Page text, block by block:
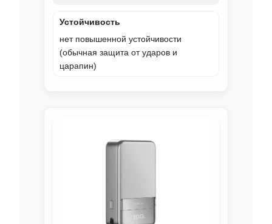
Устойчивость
нет повышенной устойчивости
(обычная защита от ударов и
царапин)